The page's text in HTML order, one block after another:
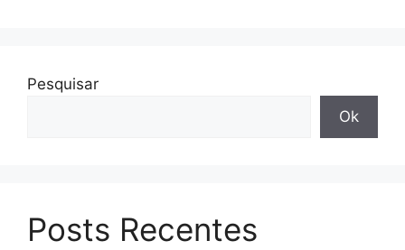
Pesquisar
Ok
Posts Recentes